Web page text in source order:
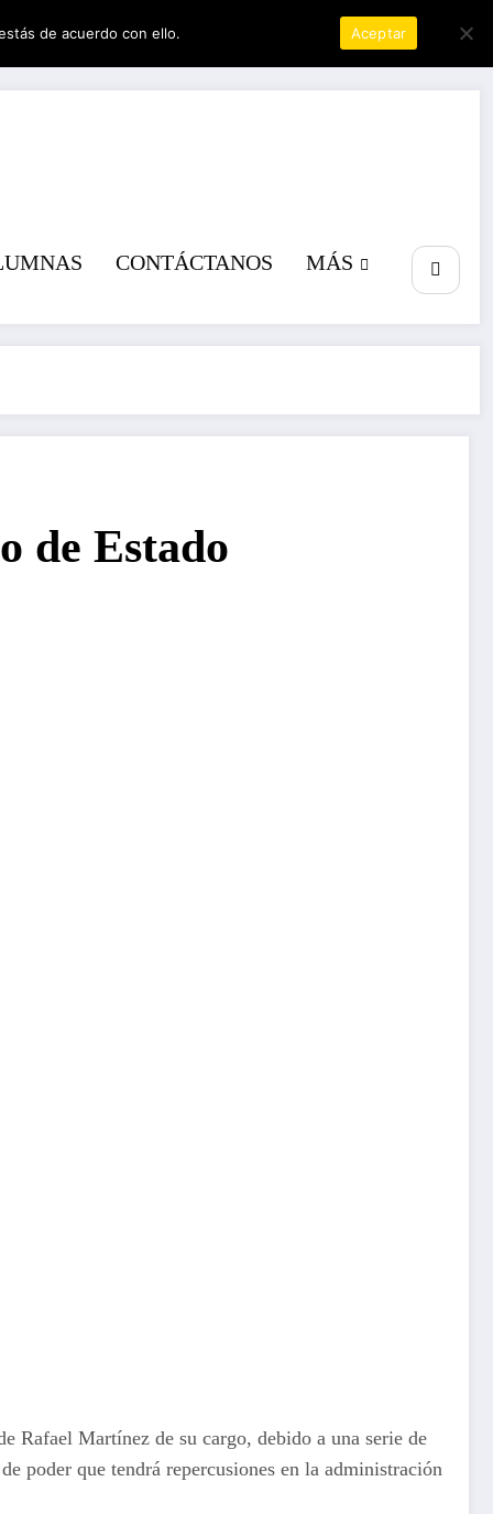
CONTÁCTANOS MÁS
de Estado
Rafael Martínez de su cargo, debido a una serie de
poder que tendrá repercusiones en la administración
de acuerdo con ello. Aceptar